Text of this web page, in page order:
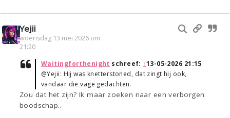
Yejii
woensdag 13 mei 2026 om
21:20
Waitingforthenight schreef: ↑13-05-2026 21:15
@Yejii: Hij was knetterstoned, dat zingt hij ook,
vandaar die vage gedachten.
Zou dat het zijn? Ik maar zoeken naar een verborgen
boodschap..